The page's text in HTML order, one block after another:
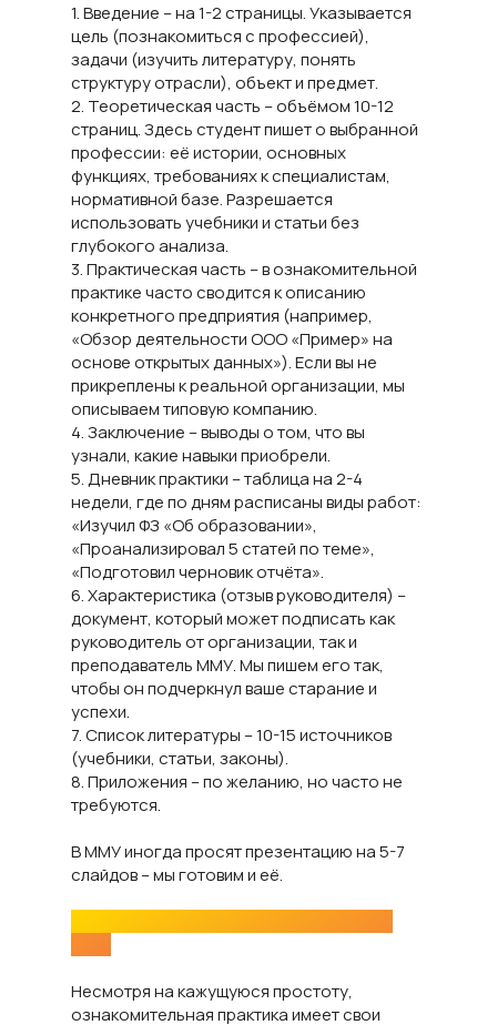
1. Введение – на 1-2 страницы. Указывается
цель (познакомиться с профессией),
задачи (изучить литературу, понять
структуру отрасли), объект и предмет.
2. Теоретическая часть – объёмом 10-12
страниц. Здесь студент пишет о выбранной
профессии: её истории, основных
функциях, требованиях к специалистам,
нормативной базе. Разрешается
использовать учебники и статьи без
глубокого анализа.
3. Практическая часть – в ознакомительной
практике часто сводится к описанию
конкретного предприятия (например,
«Обзор деятельности ООО «Пример» на
основе открытых данных»). Если вы не
прикреплены к реальной организации, мы
описываем типовую компанию.
4. Заключение – выводы о том, что вы
узнали, какие навыки приобрели.
5. Дневник практики – таблица на 2-4
недели, где по дням расписаны виды работ:
«Изучил ФЗ «Об образовании»,
«Проанализировал 5 статей по теме»,
«Подготовил черновик отчёта».
6. Характеристика (отзыв руководителя) –
документ, который может подписать как
руководитель от организации, так и
преподаватель ММУ. Мы пишем его так,
чтобы он подчеркнул ваше старание и
успехи.
7. Список литературы – 10-15 источников
(учебники, статьи, законы).
8. Приложения – по желанию, но часто не
требуются.
В ММУ иногда просят презентацию на 5-7
слайдов – мы готовим и её.
Несмотря на кажущуюся простоту,
ознакомительная практика имеет свои